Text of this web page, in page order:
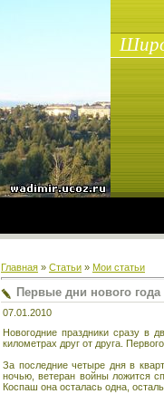
Главная » Статьи » Мои статьи
Первые дни нового
07.01.2010
Новогодние праздники сразу в
километрах друг от друга.
За последние четыре дня в
ночью, ветеран войны ложится
Коспаш она осталась одна,